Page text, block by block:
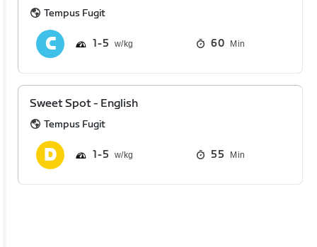
Tempus Fugit
1 5 60 Min
Sweet Spot - English
Tempus Fugit
1 5 55 Min